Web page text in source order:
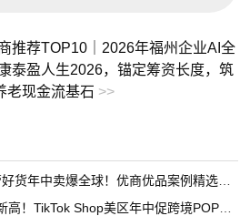
推荐TOP10｜2026年福州企业AI全
泰盈人生2026，锚定筹资长度，筑
老现金流基石 >>
年中卖爆全球！优商优品案例精选特辑发布
Shop美区年中促跨境POP优秀案例重磅发布